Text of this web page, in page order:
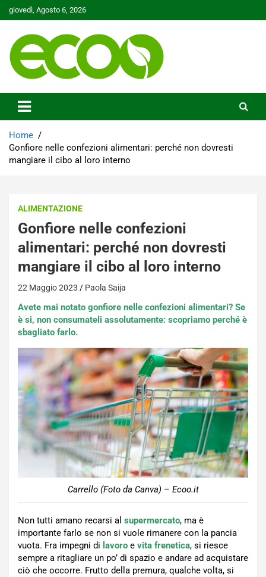
Skip
to
giovedì, Agosto 6, 2026
Ecoo.it
Home
Gonfiore nelle confezioni alimentari: perché non dovresti
mangiare il cibo al loro interno
ALIMENTAZIONE
Gonfiore nelle confezioni
alimentari: perché non dovresti
mangiare il cibo al loro interno
22 Maggio 2023 Paola Saija
Avete mai notato gonfiore nelle confezioni alimentari? Se
è si, non consumateli assolutamente: scopriamo perché è
sbagliato farlo.
Carrello (Foto da Canva) – Ecoo.it
Non tutti amano recarsi al supermercato, ma è
importante farlo se non si vuole rimanere con la pancia
vuota. Fra impegni di lavoro e vita frenetica, si riesce
sempre a ritagliare un po’ di spazio e andare ad acquistare
ciò che occorre. Frutto della premura, qualche volta, si